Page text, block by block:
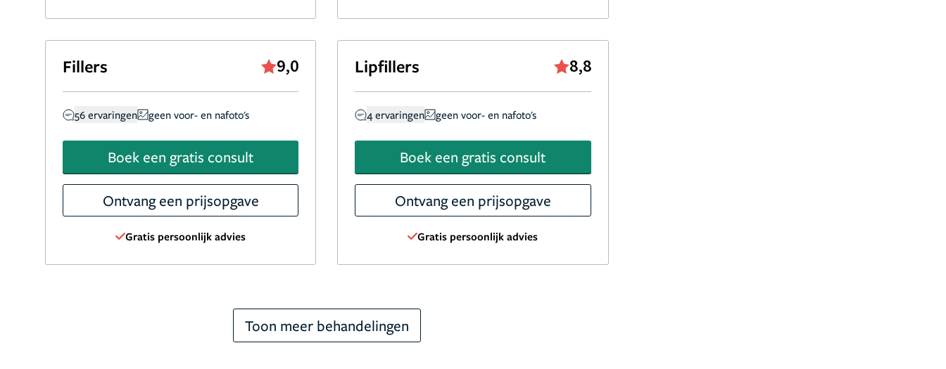
Fillers 9,0
56 ervaringen geen voor- en nafoto's
Boek een gratis consult
Ontvang een prijsopgave
Gratis persoonlijk advies
Lipfillers 8,8
4 ervaringen geen voor- en nafoto's
Boek een gratis consult
Ontvang een prijsopgave
Gratis persoonlijk advies
Toon meer behandelingen